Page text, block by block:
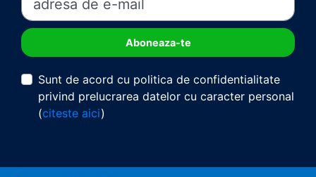
Sunt de acord cu politica de confidentialitate
privind prelucrarea datelor cu caracter personal
(citeste aici)